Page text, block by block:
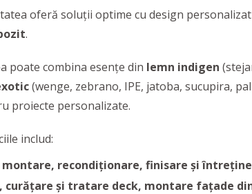
oferă soluții optime cu design
.
poate combina esențe din lemn indigen
(wenge, zebrano, IPE, jatoba, sucupira,
proiecte personalizate.
includ:
montare, recondiționare, finisare și
curățare și tratare deck, montare fațade